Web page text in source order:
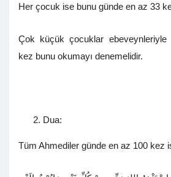
Her çocuk ise bunu günde en az 33
Çok küçük çocuklar ebeveynleriyle
kez bunu okumayı denemelidir.
Dua:
Tüm Ahmediler günde en az 100 kez